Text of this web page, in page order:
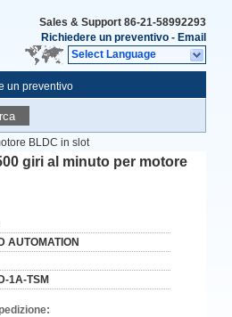
Sales & Support 86-21-58992293
Richiedere un preventivo - Email
Select Language
un preventivo
BLDC in slot
giri al minuto per motore
AUTOMATION
1A-TSM